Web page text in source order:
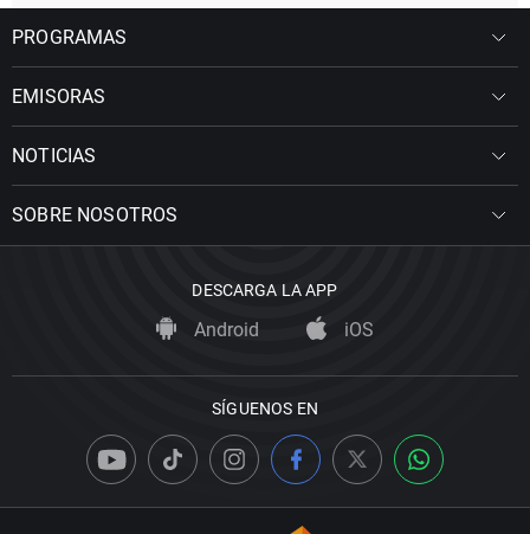
PROGRAMAS
EMISORAS
NOTICIAS
SOBRE NOSOTROS
DESCARGA LA APP
Android iOS
SÍGUENOS EN